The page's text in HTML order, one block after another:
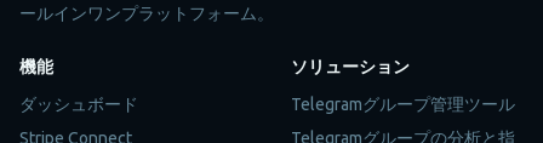
ールインワンプラットフォーム。
機能
ダッシュボード
Stripe Connect
ソリューション
Telegramグループ管理ツール
Telegramグループの分析と指